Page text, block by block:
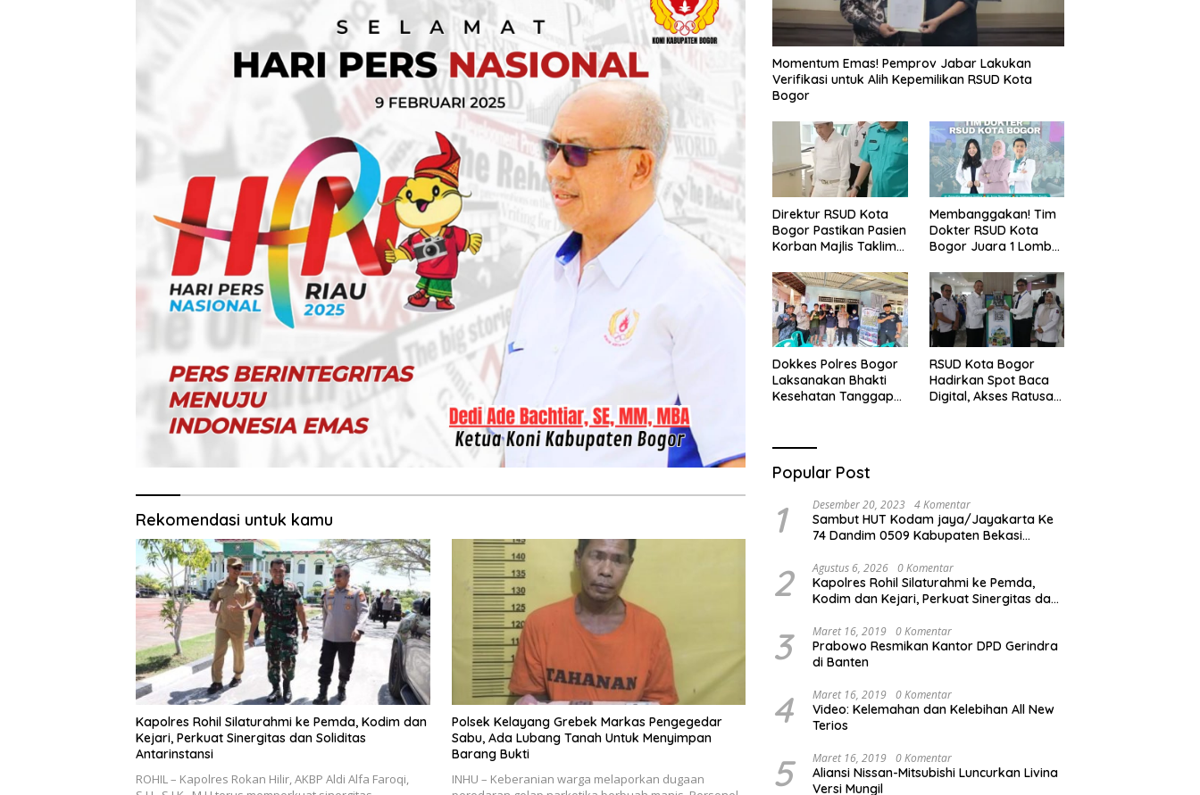
Rekomendasi untuk kamu
Kapolres Rohil Silaturahmi ke Pemda, Kodim dan
Kejari, Perkuat Sinergitas dan Soliditas
Antarinstansi
ROHIL – Kapolres Rokan Hilir, AKBP Aldi Alfa Faroqi,
Polsek Kelayang Grebek Markas Pengegedar
Sabu, Ada Lubang Tanah Untuk Menyimpan
Barang Bukti
INHU – Keberanian warga melaporkan dugaan
Momentum Emas! Pemprov Jabar Lakukan
Verifikasi untuk Alih Kepemilikan RSUD Kota
Bogor
Direktur RSUD Kota
Bogor Pastikan Pasien
Korban Majlis Taklim
Mendapatkan
Perawatan Maksimal
Membanggakan! Tim
Dokter RSUD Kota
Bogor Juara 1 Lomba
Pengakuan di Pentas
Medis Se-Bogor
Dokkes Polres Bogor
Laksanakan Bhakti
Kesehatan Tanggap
RSUD Kota Bogor
Hadirkan Spot Baca
Digital, Akses Ratusan
Popular Post
1 Desember 20, 2023 4 Komentar
Sambut HUT Kodam jaya/Jayakarta Ke
74 Dandim 0509 Kabupaten Bekasi
Yatim-Piatu
2 Agustus 6, 2026 0 Komentar
Kapolres Rohil Silaturahmi ke Pemda,
Kodim dan Kejari, Perkuat Sinergitas dan
3 Maret 16, 2019 0 Komentar
Prabowo Resmikan Kantor DPD Gerindra
di Banten
4 Maret 16, 2019 0 Komentar
Video: Kelemahan dan Kelebihan All New
Terios
5 Maret 16, 2019 0 Komentar
Aliansi Nissan-Mitsubishi Luncurkan Livina
Versi Mungil